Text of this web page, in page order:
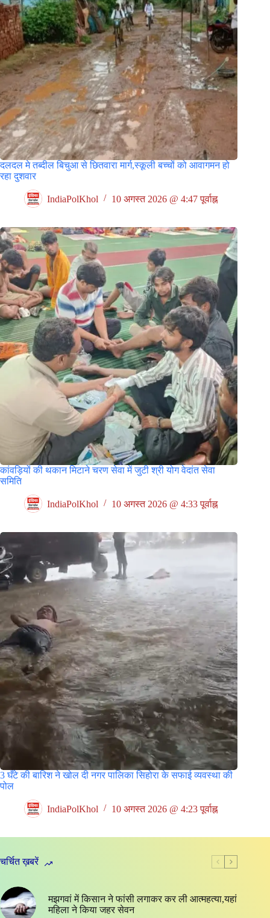
दलदल मे तब्दील बिचुआ से छितवारा मार्ग,स्कूली बच्चों को आवागमन हो
रहा दुशवार
IndiaPolKhol 10 अगस्त 2026 @ 4:47 पूर्वाह्न
कांवड़ियों की थकान मिटाने चरण सेवा में जुटी श्री योग वेदांत सेवा
समिति
IndiaPolKhol 10 अगस्त 2026 @ 4:33 पूर्वाह्न
3 घँटे की बारिश ने खोल दी नगर पालिका सिहोरा के सफाई व्यवस्था की
पोल
IndiaPolKhol 10 अगस्त 2026 @ 4:23 पूर्वाह्न
चर्चित ख़बरें
मझगवां में किसान ने फांसी लगाकर कर ली आत्महत्या,यहां
महिला ने किया जहर सेवन